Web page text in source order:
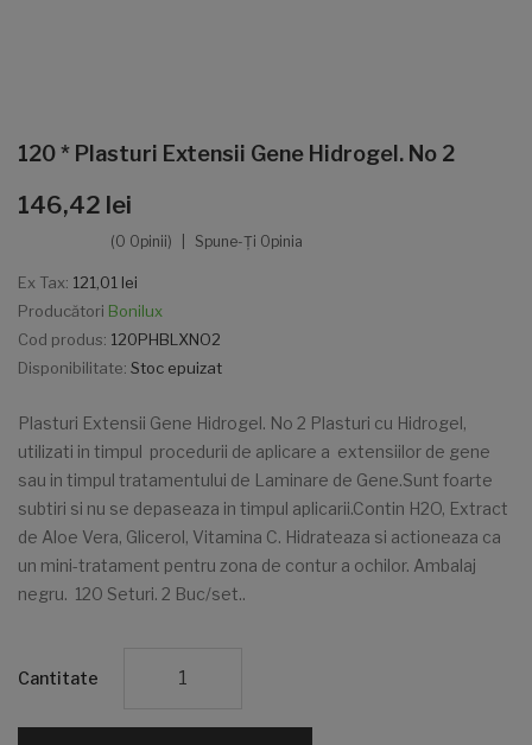
120 * Plasturi Extensii Gene Hidrogel. No 2
146,42 lei
(0 Opinii) Spune-Ţi Opinia
Ex Tax: 121,01 lei
Producători Bonilux
Cod produs: 120PHBLXNO2
Disponibilitate: Stoc epuizat
Plasturi Extensii Gene Hidrogel. No 2 Plasturi cu Hidrogel,
utilizati in timpul procedurii de aplicare a extensiilor de gene
sau in timpul tratamentului de Laminare de Gene.Sunt foarte
subtiri si nu se depaseaza in timpul aplicarii.Contin H2O, Extract
de Aloe Vera, Glicerol, Vitamina C. Hidrateaza si actioneaza ca
un mini-tratament pentru zona de contur a ochilor. Ambalaj
negru. 120 Seturi. 2 Buc/set..
Cantitate